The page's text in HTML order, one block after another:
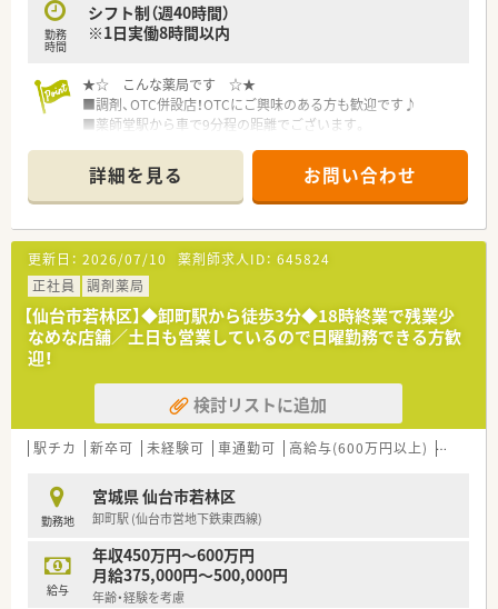
勤務
時間
シフト制（週40時間）
※1日実働8時間以内
★☆ こんな薬局です ☆★
■調剤、OTC併設店！OTCにご興味のある方も歓迎です♪
■薬師堂駅から車で9分程の距離でございます。
★☆ こんな企業です ☆★
■年間休日110日、有休消化もしやすい環境です。しっかり働い
て、その分オフの日はゆっくりリフレッシュできます。
■大手チェーン薬局ならではの福利厚生が充実していますので、
産休育休制度や育児介護短時間勤務制度など、ライフスタイルの
変化にあわせて安心してお仕事を続けられる実績が多数ありま
す。
■教育制度も充実！教育制度以外にも、明確な昇格基準を設けら
れております。
詳細を見る お問い合わせ
更新日： 2026/07/10 薬剤師求人ID： 645824
正社員
調剤薬局
【仙台市若林区】◆卸町駅から徒歩3分◆18時終業で残業少
なめな店舗／土日も営業しているので日曜勤務できる方歓
迎！
検討リストに追加
駅チカ 新卒可 未経験可 車通勤可 高給与(600万円以上) 教育制
勤務地
宮城県 仙台市若林区
卸町駅 (仙台市営地下鉄東西線)
給与
年収450万円～600万円
月給375,000円～500,000円
年齢・経験を考慮